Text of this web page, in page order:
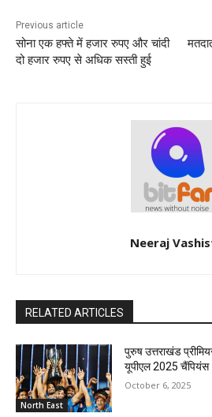
Previous article
सोना एक हफ्ते में हजार रुपए और चांदी
दो हजार रुपए से अधिक सस्ती हुई
Neeraj
RELATED ARTICLES
North East
पुरुष उत्तराखंड
यूपीएल 2025 चैंपियंस
October 6, 2025